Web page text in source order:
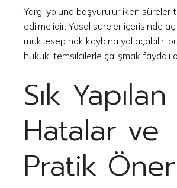
Yargı yoluna başvurulur iken süreler
edilmelidir. Yasal süreler içerisinde
müktesep hak kaybına yol açabilir,
hukuki temsilcilerle çalışmak faydalı
Sık Yapılan
Hatalar ve
Pratik